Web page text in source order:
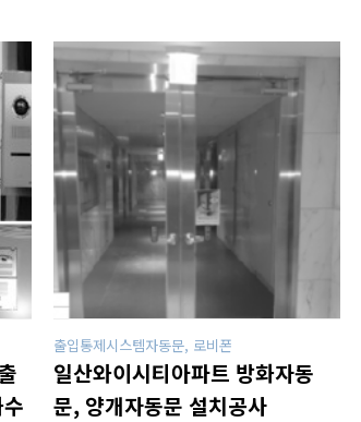
출입통제시스템자동문, 로비폰
일산와이시티아파트 방화자동
문, 양개자동문 설치공사